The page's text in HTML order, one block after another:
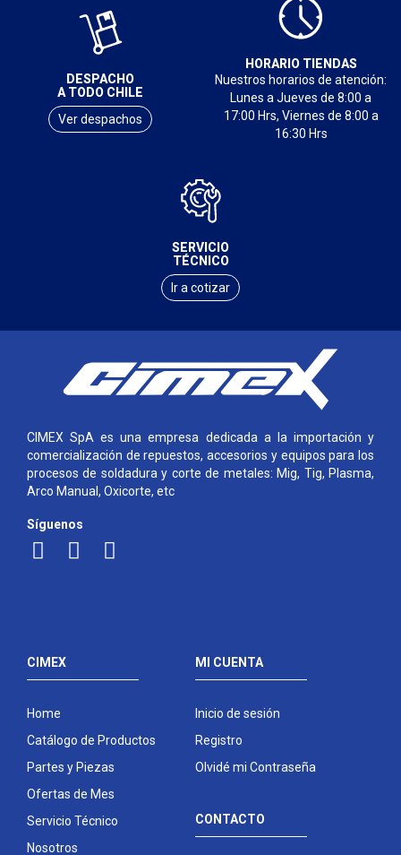
DESPACHO
A TODO CHILE
Ver despachos
HORARIO TIENDAS
Nuestros horarios de atención:
Lunes a Jueves de 8:00 a
17:00 Hrs, Viernes de 8:00 a
16:30 Hrs
SERVICIO
TÉCNICO
Ir a cotizar
CIMEX SpA es una empresa dedicada a la importación y
comercialización de repuestos, accesorios y equipos para los
procesos de soldadura y corte de metales: Mig, Tig, Plasma,
Arco Manual, Oxicorte, etc
Síguenos
CIMEX
Home
Catálogo de Productos
Partes y Piezas
Ofertas de Mes
Servicio Técnico
Nosotros
MI CUENTA
Inicio de sesión
Registro
Olvidé mi Contraseña
CONTACTO